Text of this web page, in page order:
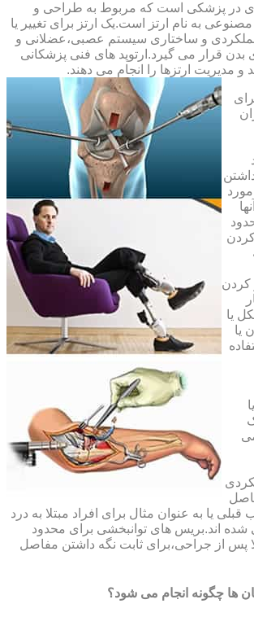
ای در پزشکی است که مربوط به طراحی و
به نام ارتز است.یک ارتز برای تغییر یا
و ساختاری سیستم عصبی،عضلانی و
قرار می گیرد.ارتوپد های فنی پزشکانی
و مدیریت ارتزها را انجام می دهند.
کردن
یا
یا
یا به عنوان مثال برای افراد مبتلا به درد
اند.بریس های توانبخشی برای محدود
پس از جراحی،برای ثابت نگه داشتن مفاصل
ها چگونه انجام می شود؟